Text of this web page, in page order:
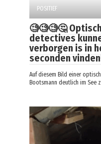
POSITIEF
🧐🧐🧐🤔
detectives
verborgen is in
seconden
Auf diesem Bild einer
Bootsmann deutlich im See